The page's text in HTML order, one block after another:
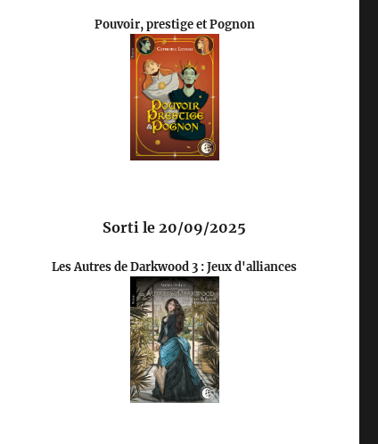
Pouvoir, prestige et Pognon
Sorti le 20/09/2025
Les Autres de Darkwood 3 : Jeux d'alliances